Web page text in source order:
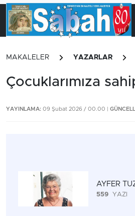
MAKALELER YAZARLAR
Çocuklarımıza
YAYINLAMA: 09 Şubat 2026 / 00.00 |
AYFER
559 YAZI